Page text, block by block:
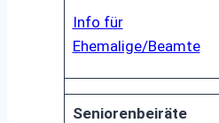
Info für
Ehemalige/Beamte
Seniorenbeiräte